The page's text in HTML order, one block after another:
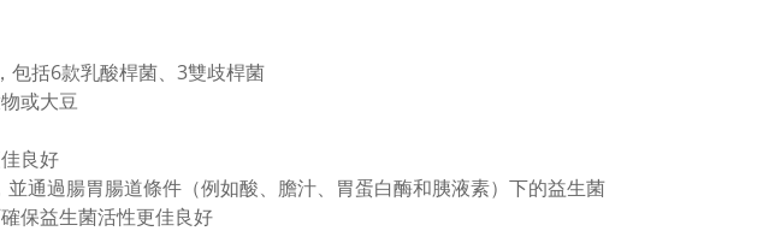
括6款乳酸桿菌、3雙歧桿菌
或大豆
良好
通過腸胃腸道條件（例如酸、膽汁、胃蛋白酶和胰液素）下的益生菌
保益生菌活性更佳良好